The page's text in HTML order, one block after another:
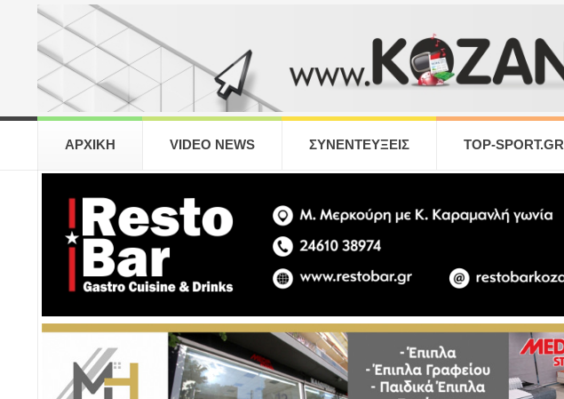
ΑΡΧΙΚΗ VIDEO NEWS ΣΥΝΕΝΤΕΥΞΕΙΣ TOP-SPORT.GR